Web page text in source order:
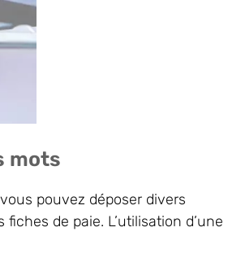
mots
pouvez déposer divers
de paie. L’utilisation d’une